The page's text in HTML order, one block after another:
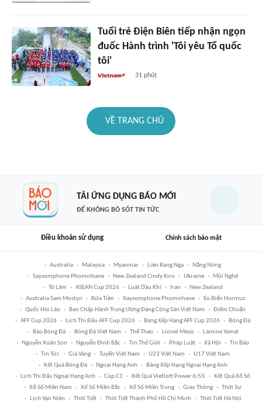
Tuổi trẻ Điện Biên tiếp nhận ngọn
đuốc Hành trình 'Tôi yêu Tổ quốc
tôi'
31 phút
VỀ TRANG CHỦ
TẢI ỨNG DỤNG BÁO MỚI
ĐỂ KHÔNG BỎ SÓT TIN TỨC
Điều khoản sử dụng Chính sách bảo mật
Australia Malaysia Myanmar Liên Bang Nga
Nắng Nóng
Saysomphone Phomvihane
New Zealand Cindy Kiro Ukraine
Mũi Nghê
Tô Lâm
ASEAN Cup 2026 Luật Dầu Khí Iran
New Zealand
Australia Sam Mostyn
Rửa Tiền Xaysomphone Phomvihane
Eo Biển Hormuz
Quốc Hội Lào
Ban Chấp Hành Trung Ương Đảng Cộng Sản Việt Nam
Điểm Chuẩn
AFF Cup 2026
Lịch Thi Đấu AFF Cup 2026 Bảng Xếp Hạng AFF Cup 2026
Bóng Đá
Báo Bóng Đá
Bóng Đá Việt Nam Thể Thao Lionel Messi
Lamine Yamal
Nguyễn Xuân Son
Nguyễn Đình Bắc Tin Thế Giới Pháp Luật Xã Hội
Tin Bão
Tin Tức
Giá Vàng Tuyển Việt Nam U23 Việt Nam
U17 Việt Nam
Kết Quả Bóng Đá
Ngoại Hạng Anh
Bảng Xếp Hạng Ngoại Hạng Anh
Lịch Thi Đấu Ngoại Hạng Anh
Cúp C1 Kết Quả Vietlott Power 6/55
Kết Quả Xổ Số
Xổ Số Miền Nam
Xổ Số Miền Bắc Xổ Số Miền Trung Giao Thông
Thời Sự
Lịch Vạn Niên
Thời Tiết Thời Tiết Thành Phố Hồ Chí Minh Thời Tiết Hà Nội